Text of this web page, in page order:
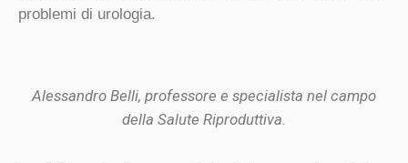
problemi di urologia.
Alessandro Belli, professore e specialista nel campo
della Salute Riproduttiva.